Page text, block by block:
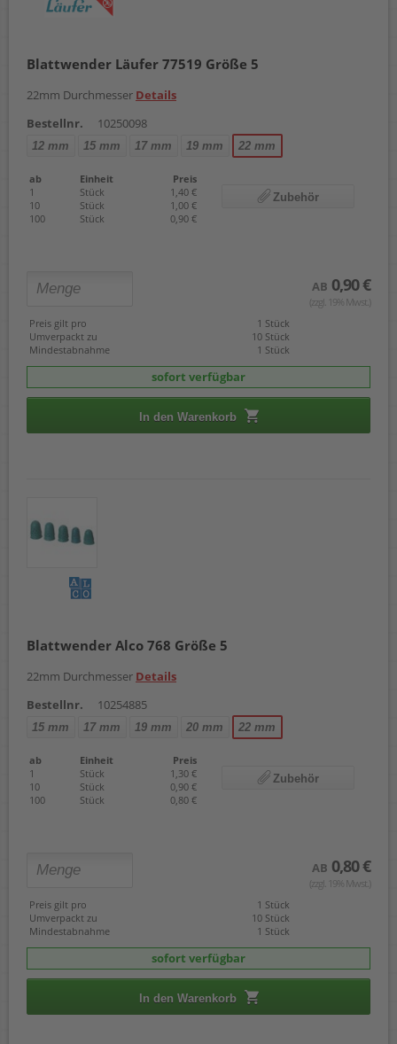
Blattwender Läufer 77519 Größe 5
22mm Durchmesser Details
Bestellnr.
10250098
12 mm 15 mm 17 mm 19 mm 22 mm
ab Einheit
Preis
1
Stück
1,40 €
10
Stück
1,00 €
100
Stück 0,90 €
Zubehör
AB 0,90 €
(zzgl. 19% Mwst.)
Preis gilt pro
1 Stück
Umverpackt zu
10 Stück
Mindestabnahme
1 Stück
sofort verfügbar
In den Warenkorb
Blattwender Alco 768 Größe 5
22mm Durchmesser Details
Bestellnr.
10254885
15 mm 17 mm 19 mm 20 mm 22 mm
ab Einheit
Preis
1
Stück
1,30 €
10
Stück
0,90 €
100
Stück 0,80 €
Zubehör
AB 0,80 €
(zzgl. 19% Mwst.)
Preis gilt pro
1 Stück
Umverpackt zu
10 Stück
Mindestabnahme
1 Stück
sofort verfügbar
In den Warenkorb